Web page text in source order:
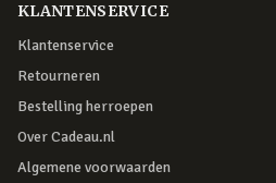
KLANTENSERVICE
Klantenservice
Retourneren
Bestelling herroepen
Over Cadeau.nl
Algemene voorwaarden